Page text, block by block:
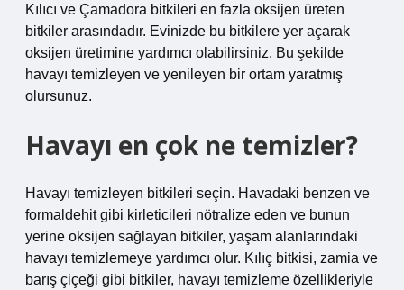
Kılıcı ve Çamadora bitkileri en fazla oksijen üreten
bitkiler arasındadır. Evinizde bu bitkilere yer açarak
oksijen üretimine yardımcı olabilirsiniz. Bu şekilde
havayı temizleyen ve yenileyen bir ortam yaratmış
olursunuz.
Havayı en çok ne temizler?
Havayı temizleyen bitkileri seçin. Havadaki benzen ve
formaldehit gibi kirleticileri nötralize eden ve bunun
yerine oksijen sağlayan bitkiler, yaşam alanlarındaki
havayı temizlemeye yardımcı olur. Kılıç bitkisi, zamia ve
barış çiçeği gibi bitkiler, havayı temizleme özellikleriyle